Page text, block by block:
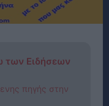
των Ειδήσεων
πηγής στην